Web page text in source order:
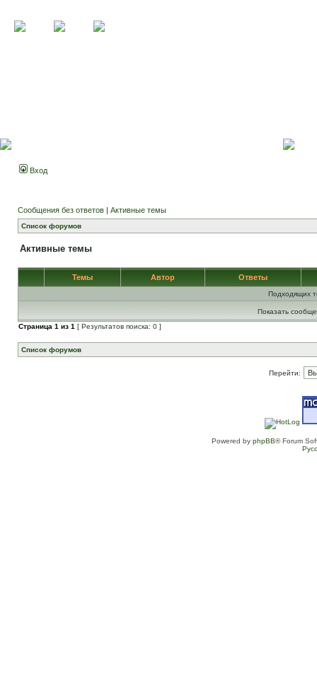
Вход
Сообщения без ответов | Активные темы
Список форумов
Активные темы
Темы Автор Ответы
Подходящих
Показать
Страница 1 из 1 [ Результатов поиска: 0 ]
Список форумов
Перейти:
Powered by phpBB® Forum